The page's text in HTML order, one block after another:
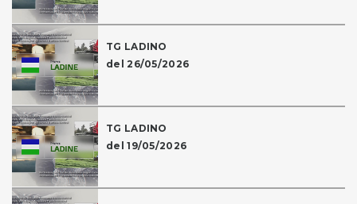
TG LADINO
del 26/05/2026
TG LADINO
del 19/05/2026